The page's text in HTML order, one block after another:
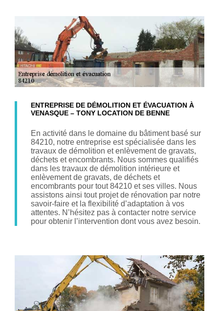
ENTREPRISE DE DÉMOLITION ET ÉVACUATION À
VENASQUE – TONY LOCATION DE BENNE
En activité dans le domaine du bâtiment basé sur
84210, notre entreprise est spécialisée dans les
travaux de démolition et enlèvement de gravats,
déchets et encombrants. Nous sommes qualifiés
dans les travaux de démolition intérieure et
enlèvement de gravats, de déchets et
encombrants pour tout 84210 et ses villes. Nous
assistons ainsi tout projet de rénovation par notre
savoir-faire et la flexibilité d’adaptation à vos
attentes. N’hésitez pas à contacter notre service
pour obtenir l’intervention dont vous avez besoin.